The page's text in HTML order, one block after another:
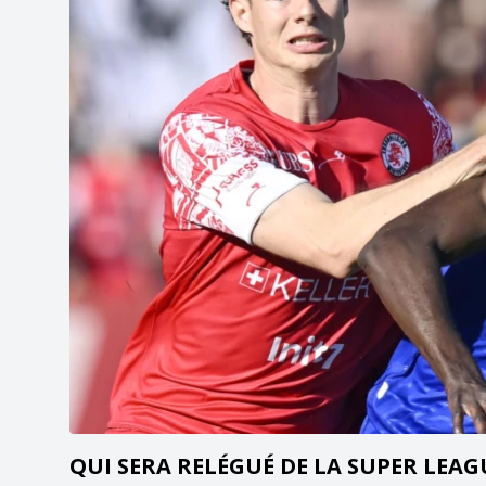
QUI SERA RELÉGUÉ DE LA SUPER